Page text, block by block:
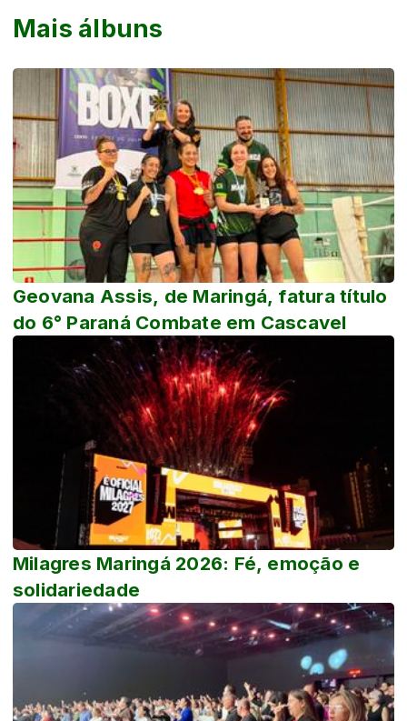
Mais álbuns
Geovana Assis, de Maringá, fatura título
do 6° Paraná Combate em Cascavel
Milagres Maringá 2026: Fé, emoção e
solidariedade